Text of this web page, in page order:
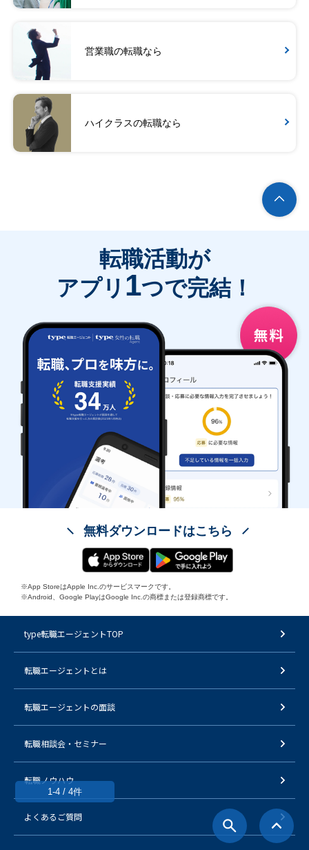
営業職の転職なら
ハイクラスの転職なら
1-4 / 4件
転職活動が
アプリ 1つで完結！
無料ダウンロードはこちら
※App StoreはApple Inc.のサービスマークです。
※Android、Google PlayはGoogle Inc.の商標または登録商標です。
type転職エージェントTOP
転職エージェントとは
転職エージェントの面談
転職相談会・セミナー
転職ノウハウ
よくあるご質問